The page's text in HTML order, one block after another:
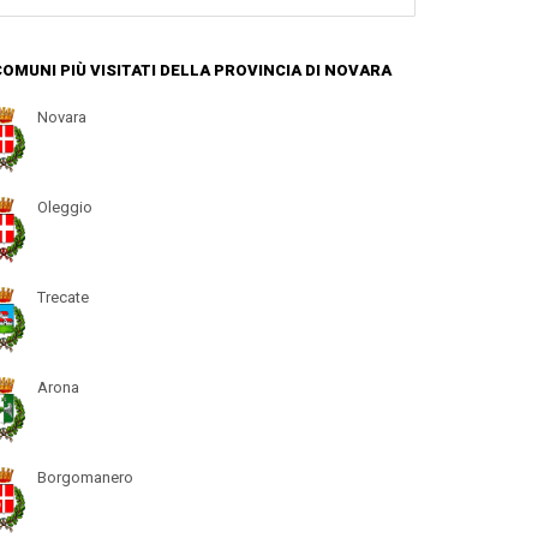
PIÙ VISITATI DELLA PROVINCIA DI NOVARA
Novara
Oleggio
Trecate
Arona
Borgomanero